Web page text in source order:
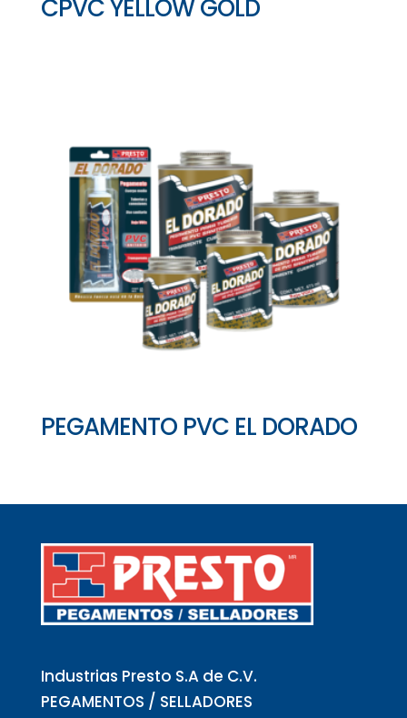
CPVC YELLOW GOLD
PEGAMENTO PVC EL DORADO
Industrias Presto S.A de C.V.
PEGAMENTOS / SELLADORES